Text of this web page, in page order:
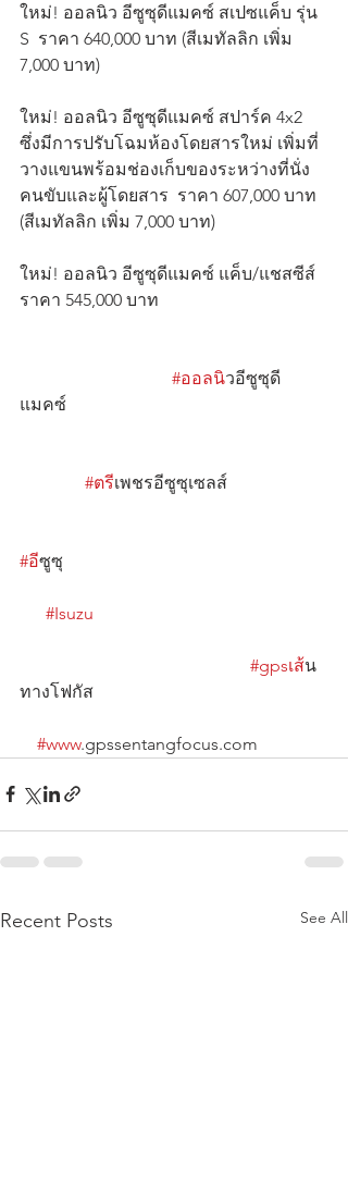
ใหม่! ออลนิว อีซูซุดีแมคซ์ สเปซแค็บ รุ่น
S  ราคา 640,000 บาท (สีเมทัลลิก เพิ่ม
7,000 บาท)
ใหม่! ออลนิว อีซูซุดีแมคซ์ สปาร์ค 4x2
ซึ่งมีการปรับโฉมห้องโดยสารใหม่ เพิ่มที่
วางแขนพร้อมช่องเก็บของระหว่างที่นั่ง
คนขับและผู้โดยสาร  ราคา 607,000 บาท
(สีเมทัลลิก เพิ่ม 7,000 บาท)
ใหม่! ออลนิว อีซูซุดีแมคซ์ แค็บ/แชสซีส์
ราคา 545,000 บาท
#ออลนิวอีซูซุดี
แมคซ์
#ตรีเพชรอีซูซุเซลส์
#อีซูซุ
#Isuzu
#gpsเส้น
ทางโฟกัส
#www.gpssentangfocus.com
Recent Posts See All